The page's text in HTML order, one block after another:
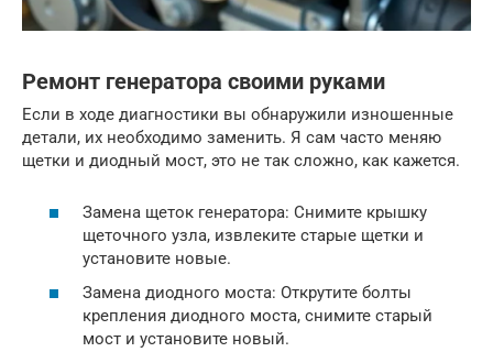
Ремонт генератора своими руками
Если в ходе диагностики вы обнаружили изношенные
детали, их необходимо заменить. Я сам часто меняю
щетки и диодный мост, это не так сложно, как кажется.
Замена щеток генератора: Снимите крышку
щеточного узла, извлеките старые щетки и
установите новые.
Замена диодного моста: Открутите болты
крепления диодного моста, снимите старый
мост и установите новый.